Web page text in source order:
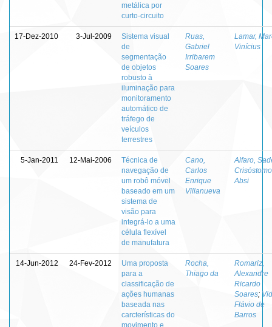
metálica por
curto-circuito
17-Dez-2010 3-Jul-2009
Sistema visual
de
segmentação
de objetos
robusto à
iluminação para
monitoramento
automático de
tráfego de
veículos
terrestres
Ruas,
Gabriel
Irribarem
Soares
Lamar,
Vinícius
5-Jan-2011 12-Mai-2006
Técnica de
navegação de
um robô móvel
baseado em um
sistema de
visão para
integrá-lo a uma
célula flexível
de manufatura
Cano,
Carlos
Enrique
Villanueva
Alfaro,
Crisóstomo
Absi
14-Jun-2012 24-Fev-2012
Uma proposta
para a
classificação de
ações humanas
baseada nas
carcterísticas do
movimento e
Rocha,
Thiago da
Romariz,
Alexandre
Ricardo
Soares;
Flávio de
Barros